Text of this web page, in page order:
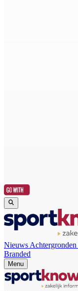
Nieuws Achtergronden
Branded
Menu